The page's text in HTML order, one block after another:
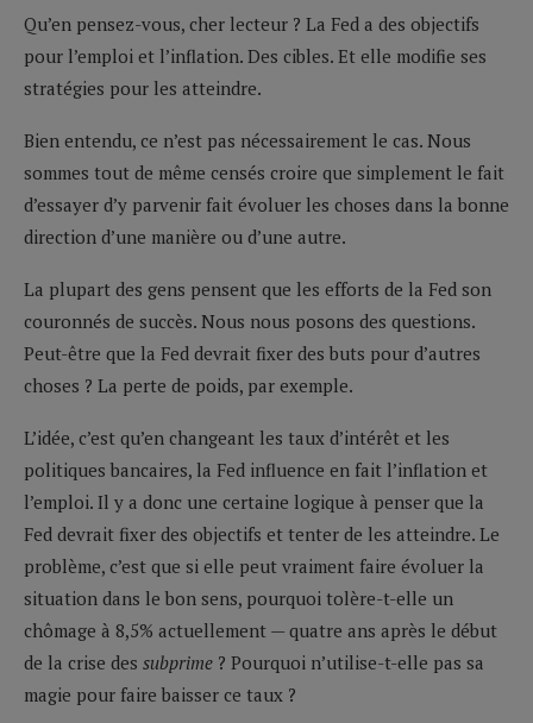
Qu’en pensez-vous, cher lecteur ? La Fed a des objectifs
pour l’emploi et l’inflation. Des cibles. Et elle modifie ses
stratégies pour les atteindre.
Bien entendu, ce n’est pas nécessairement le cas. Nous
sommes tout de même censés croire que simplement le fait
d’essayer d’y parvenir fait évoluer les choses dans la bonne
direction d’une manière ou d’une autre.
La plupart des gens pensent que les efforts de la Fed son
couronnés de succès. Nous nous posons des questions.
Peut-être que la Fed devrait fixer des buts pour d’autres
choses ? La perte de poids, par exemple.
L’idée, c’est qu’en changeant les taux d’intérêt et les
politiques bancaires, la Fed influence en fait l’inflation et
l’emploi. Il y a donc une certaine logique à penser que la
Fed devrait fixer des objectifs et tenter de les atteindre. Le
problème, c’est que si elle peut vraiment faire évoluer la
situation dans le bon sens, pourquoi tolère-t-elle un
chômage à 8,5% actuellement — quatre ans après le début
de la crise des subprime ? Pourquoi n’utilise-t-elle pas sa
magie pour faire baisser ce taux ?